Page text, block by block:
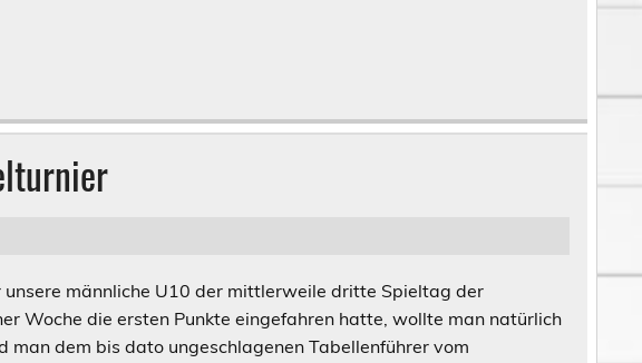
männliche U10 der mittlerweile dritte Spieltag der
Woche die ersten Punkte eingefahren hatte, wollte man natürlich
man dem bis dato ungeschlagenen Tabellenführer vom